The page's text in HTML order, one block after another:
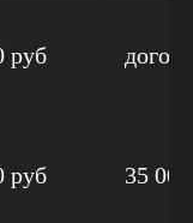
руб
руб 35